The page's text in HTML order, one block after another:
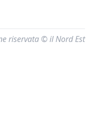
riservata © il Nord Est